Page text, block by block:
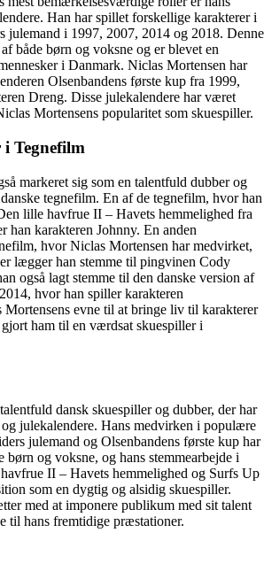
Han har spillet forskellige karakterer i
julemand i 1997, 2007, 2014 og 2018. Denne
både børn og voksne og er blevet en
i Danmark. Niclas Mortensen har
Olsenbandens første kup fra 1999,
Dreng. Disse julekalendere har været
Mortensens popularitet som skuespiller.
i Tegnefilm
markeret sig som en talentfuld dubber og
tegnefilm. En af de tegnefilm, hvor han
lille havfrue II – Havets hemmelighed fra
han karakteren Johnny. En anden
hvor Niclas Mortensen har medvirket,
lægger han stemme til pingvinen Cody
også lagt stemme til den danske version af
hvor han spiller karakteren
Mortensens evne til at bringe liv til karakterer
gjort ham til en værdsat skuespiller i
dansk skuespiller og dubber, der har
julekalendere. Hans medvirken i populære
julemand og Olsenbandens første kup har
børn og voksne, og hans stemmearbejde i
II – Havets hemmelighed og Surfs Up
som en dygtig og alsidig skuespiller.
med at imponere publikum med sit talent
til hans fremtidige præstationer.